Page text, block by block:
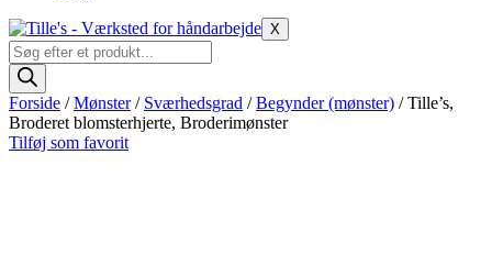
X
Products
search
Forside /Mønster/ Sværhedsgrad /Begynder (mønster) / Tille’s,
Broderet blomsterhjerte, Broderimønster
Tilføj som favorit